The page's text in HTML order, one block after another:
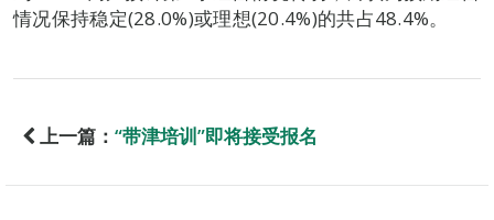
情况保持稳定(28.0%)或理想(20.4%)的共占48.4%。
上一篇： “带津培训”即将接受报名